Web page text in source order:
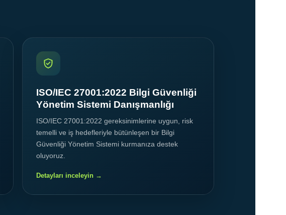
ISO/IEC 27001:2022 Bilgi Güvenliği
Yönetim Sistemi Danışmanlığı
ISO/IEC 27001:2022 gereksinimlerine uygun, risk
temelli ve iş hedefleriyle bütünleşen bir Bilgi
Güvenliği Yönetim Sistemi kurmanıza destek
oluyoruz.
Detayları inceleyin →